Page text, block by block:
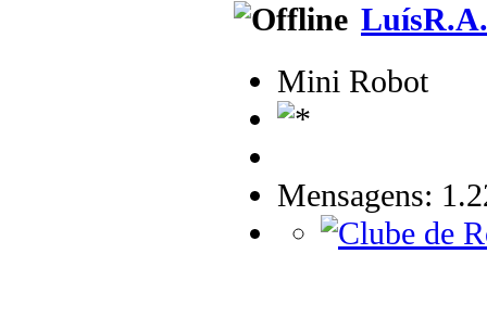
LuísR.A.
Mini Robot
Mensagens: